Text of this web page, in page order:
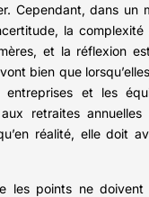
Cependant, dans un
la complexité
et la réflexion
bien que
entreprises et les
retraites
réalité, elle doit
les points ne